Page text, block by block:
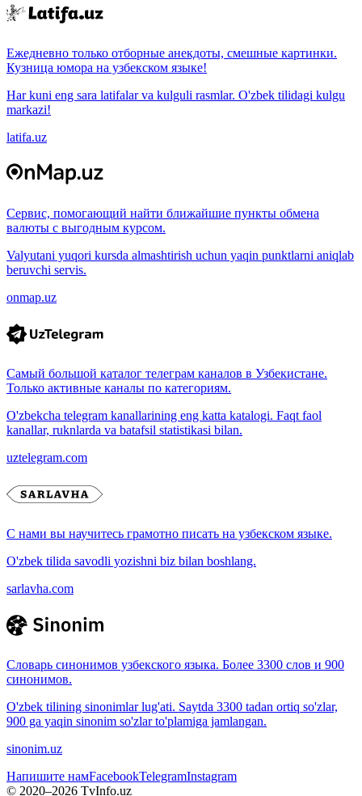
Ежедневно только отборные анекдоты, смешные картинки.
Кузница юмора на узбекском языке!
Har kuni eng sara latifalar va kulguli rasmlar. O'zbek tilidagi kulgu
markazi!
latifa.uz
Сервис, помогающий найти ближайшие пункты обмена
валюты с выгодным курсом.
Valyutani yuqori kursda almashtirish uchun yaqin punktlarni aniqlab
beruvchi servis.
onmap.uz
Самый большой каталог телеграм каналов в Узбекистане.
Только активные каналы по категориям.
O'zbekcha telegram kanallarining eng katta katalogi. Faqt faol
kanallar, ruknlarda va batafsil statistikasi bilan.
uztelegram.com
С нами вы научитесь грамотно писать на узбекском языке.
O'zbek tilida savodli yozishni biz bilan boshlang.
sarlavha.com
Словарь синонимов узбекского языка. Более 3300 слов и 900
синонимов.
O'zbek tilining sinonimlar lug'ati. Saytda 3300 tadan ortiq so'zlar,
900 ga yaqin sinonim so'zlar to'plamiga jamlangan.
sinonim.uz
Напишите намFacebookTelegramInstagram
© 2020–2026 TvInfo.uz